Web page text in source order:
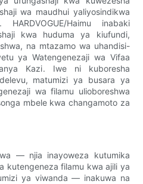
wa maudhui yaliyosindikwa
Haimu inabaki
kwa huduma ya kiufundi,
na mtazamo wa uhandisi-
ya Watengenezaji wa Vifaa
Kazi. Iwe ni kuboresha
matumizi ya busara ya
wa filamu ulioboreshwa
mbele kwa changamoto za
— njia inayoweza kutumika
kutengeneza filamu kwa ajili ya
ya viwanda — inakuwa na